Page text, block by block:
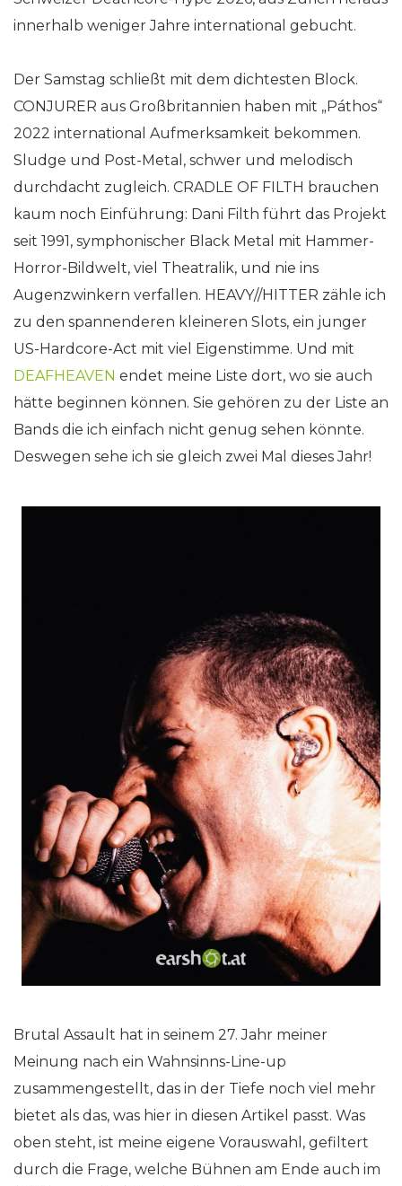
innerhalb weniger Jahre international gebucht.
Der Samstag schließt mit dem dichtesten Block.
CONJURER aus Großbritannien haben mit „Páthos“
2022 international Aufmerksamkeit bekommen.
Sludge und Post-Metal, schwer und melodisch
durchdacht zugleich. CRADLE OF FILTH brauchen
kaum noch Einführung: Dani Filth führt das Projekt
seit 1991, symphonischer Black Metal mit Hammer-
Horror-Bildwelt, viel Theatralik, und nie ins
Augenzwinkern verfallen. HEAVY//HITTER zähle ich
zu den spannenderen kleineren Slots, ein junger
US-Hardcore-Act mit viel Eigenstimme. Und mit
DEAFHEAVEN endet meine Liste dort, wo sie auch
hätte beginnen können. Sie gehören zu der Liste an
Bands die ich einfach nicht genug sehen könnte.
Deswegen sehe ich sie gleich zwei Mal dieses Jahr!
Brutal Assault hat in seinem 27. Jahr meiner
Meinung nach ein Wahnsinns-Line-up
zusammengestellt, das in der Tiefe noch viel mehr
bietet als das, was hier in diesen Artikel passt. Was
oben steht, ist meine eigene Vorauswahl, gefiltert
durch die Frage, welche Bühnen am Ende auch im